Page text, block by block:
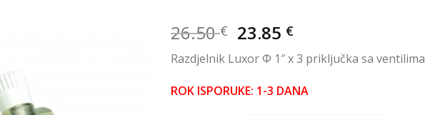
26.50€ Izvorna
cijena
bila
je:
26.50 €.
23.85 €Trenutna
cijena
je:
23.85 €.
Razdjelnik Luxor Φ 1″ x 3 priključka sa ventilima
ROK ISPORUKE: 1-3 DANA